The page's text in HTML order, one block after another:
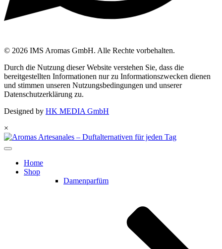
© 2026 IMS Aromas GmbH. Alle Rechte vorbehalten.
Durch die Nutzung dieser Website verstehen Sie, dass die
bereitgestellten Informationen nur zu Informationszwecken dienen
und stimmen unseren Nutzungsbedingungen und unserer
Datenschutzerklärung zu.
Designed by HK MEDIA GmbH
×
Home
Shop
Damenparfüm